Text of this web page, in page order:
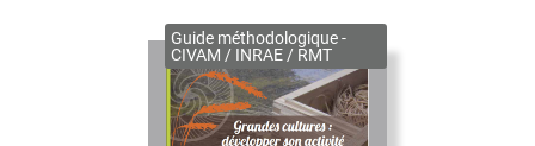
Guide méthodologique -
CIVAM / INRAE / RMT